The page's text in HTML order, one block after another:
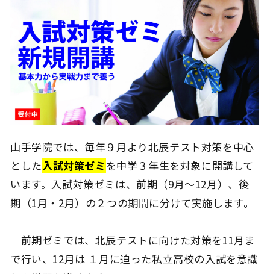
山手学院では、毎年９月より北辰テスト対策を中心
とした入試対策ゼミ を中学３年生を対象に開講して
います。入試対策ゼミは、前期（9月～12月）、後
期（1月・2月）の２つの期間に分けて実施します。
前期ゼミでは、北辰テストに向けた対策を11月ま
で行い、12月は １月に迫った私立高校の入試を意識